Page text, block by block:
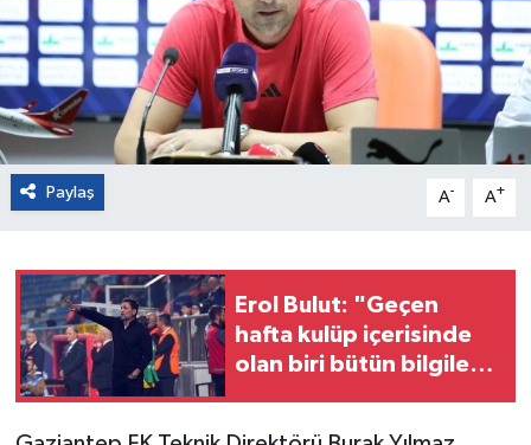
Paylaş A- A+
Erol Bulut: "Geçen
hafta kulüp içerisinde
olan biri bütün bilgileri